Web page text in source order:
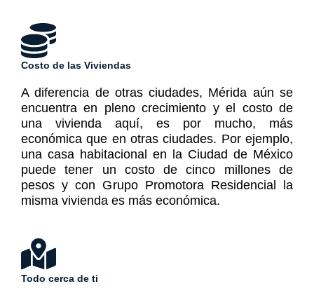
Costo de las Viviendas
A diferencia de otras ciudades, Mérida aún se
encuentra en pleno crecimiento y el costo de
una vivienda aquí, es por mucho, más
económica que en otras ciudades. Por ejemplo,
una casa habitacional en la Ciudad de México
puede tener un costo de cinco millones de
pesos y con Grupo Promotora Residencial la
misma vivienda es más económica.
Todo cerca de ti